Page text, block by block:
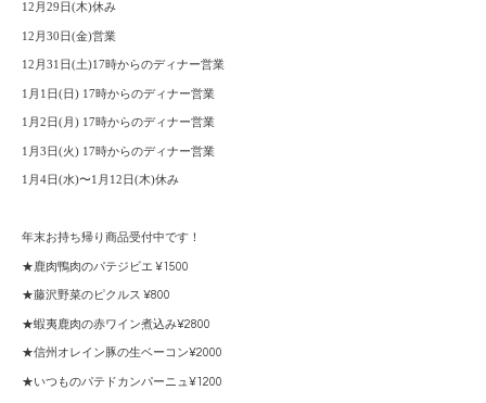
12 月 29 日(木)休み
12 月 30 日(金)営業
12 月 31 日(土)17時からのディナー営業
1 月 1 日(日) 17時からのディナー営業
1 月 2 日(月 ) 17時からのディナー営業
1 月 3 日(火) 17時からのディナー営業
1 月 4日(水)〜1 月 12 日(木)休み
年末お持ち帰り商品受付中です！
★鹿肉鴨肉のパテジビエ ¥1500
★藤沢野菜のピクルス ¥800
★蝦夷鹿肉の赤ワイン煮込み¥2800
★信州オレイン豚の生ベーコン¥2000
★いつものパテドカンパーニュ¥1200